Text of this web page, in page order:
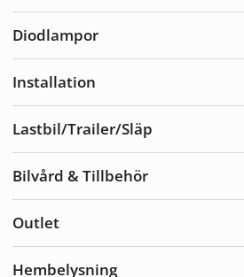
Diodlampor
Installation
Lastbil/Trailer/Släp
Bilvård & Tillbehör
Outlet
Hembelysning